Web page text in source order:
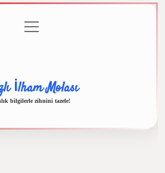
menüyü
aç
İlham Molası
bilgilerle zihnini tazele!